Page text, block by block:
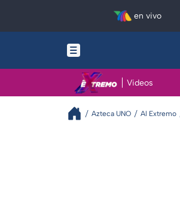
en vivo
Videos
Azteca UNO Al Extremo